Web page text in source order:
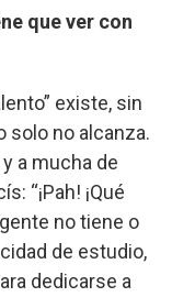
que ver con
existe, sin
solo no alcanza.
a mucha de
“¡Pah! ¡Qué
no tiene o
de estudio,
dedicarse a